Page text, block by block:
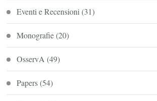
Eventi e Recensioni (31)
Monografie(20)
OsservA (49)
Papers(54)